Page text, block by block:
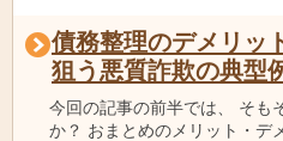
債務整理のデメリッ
狙う悪質詐欺の典型
今回の記事の前半では、 そも
か？ おまとめのメリット・デ